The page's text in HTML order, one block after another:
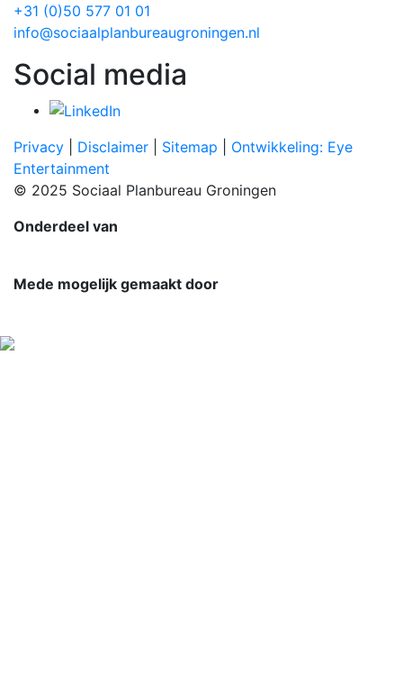
+31 (0)50 577 01 01
info@sociaalplanbureaugroningen.nl
Social media
Privacy Disclaimer Sitemap
Ontwikkeling: Eye
Entertainment
© 2025 Sociaal Planbureau Groningen
Onderdeel van
Mede mogelijk gemaakt door